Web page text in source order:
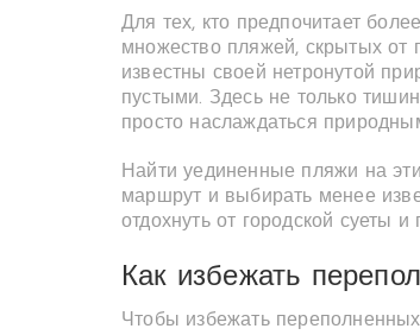
Для тех, кто предпочитает
множество пляжей, скрытых от
известны своей нетронутой
пустыми. Здесь не только
просто наслаждаться
Найти уединенные пляжи на
маршрут и выбирать менее
отдохнуть от городской суеты
Как избежать
Чтобы избежать